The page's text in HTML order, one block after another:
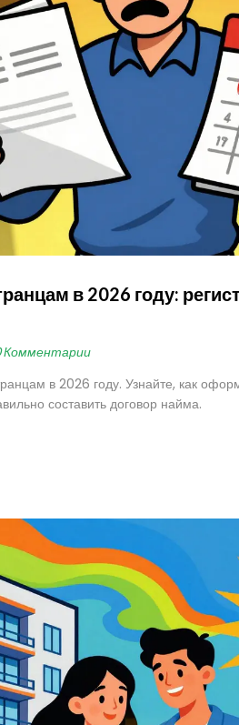
в 2026 году:
Комментарии
в 2026 году. Узнайте, как
составить договор найма.